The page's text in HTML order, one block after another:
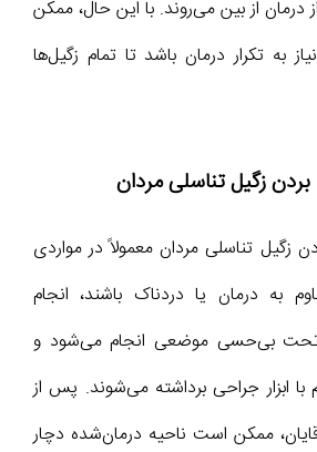
درمان از بین می‌روند. با این حال، ممکن
به تکرار درمان باشد تا تمام زگیل‌ها
زگیل تناسلی مردان
زگیل تناسلی مردان معمولاً در مواردی
به درمان یا دردناک باشند، انجام
بی‌حسی موضعی انجام می‌شود و
با ابزار جراحی برداشته می‌شوند. پس از
ممکن است ناحیه درمان‌شده دچار